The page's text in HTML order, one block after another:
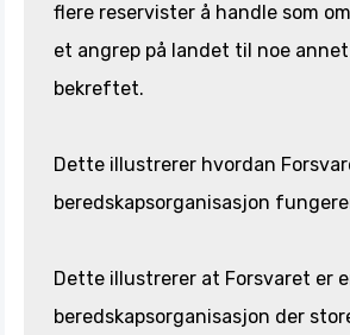
flere reservister å handle som
et angrep på landet til noe
bekreftet.
Dette illustrerer hvordan
beredskapsorganisasjon
Dette illustrerer at Forsvaret er
beredskapsorganisasjon der